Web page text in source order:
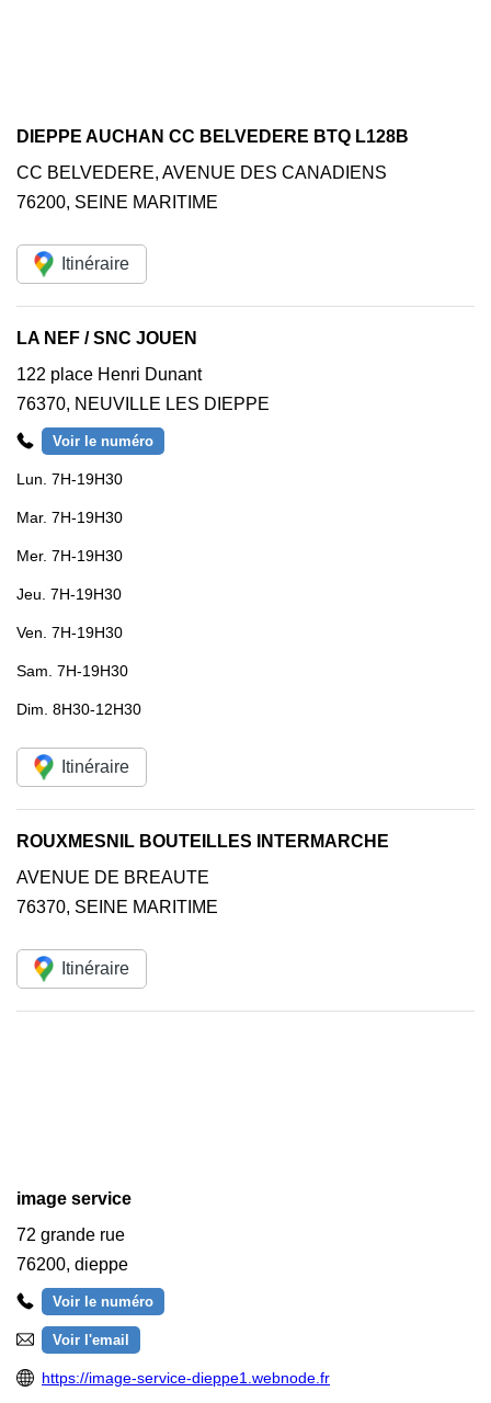
DIEPPE AUCHAN CC BELVEDERE BTQ L128B
CC BELVEDERE, AVENUE DES CANADIENS
76200, SEINE MARITIME
Itinéraire
LA NEF / SNC JOUEN
122 place Henri Dunant
76370, NEUVILLE LES DIEPPE
Voir le numéro
Lun. 7H-19H30
Mar. 7H-19H30
Mer. 7H-19H30
Jeu. 7H-19H30
Ven. 7H-19H30
Sam. 7H-19H30
Dim. 8H30-12H30
Itinéraire
ROUXMESNIL BOUTEILLES INTERMARCHE
AVENUE DE BREAUTE
76370, SEINE MARITIME
Itinéraire
image service
72 grande rue
76200, dieppe
Voir le numéro
Voir l'email
https://image-service-dieppe1.webnode.fr